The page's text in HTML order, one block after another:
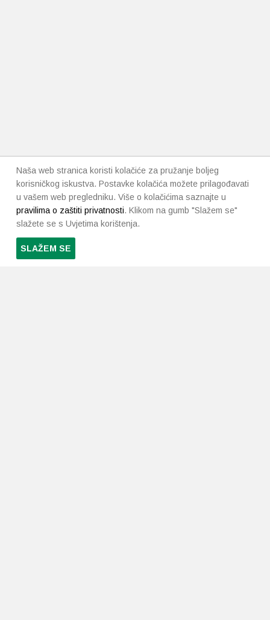
Naša web stranica koristi kolačiće za pružanje boljeg
korisničkog iskustva. Postavke kolačića možete prilagođavati
u vašem web pregledniku. Više o kolačićima saznajte u
pravilima o zaštiti privatnosti. Klikom na gumb "Slažem se"
slažete se s Uvjetima korištenja.
SLAŽEM SE